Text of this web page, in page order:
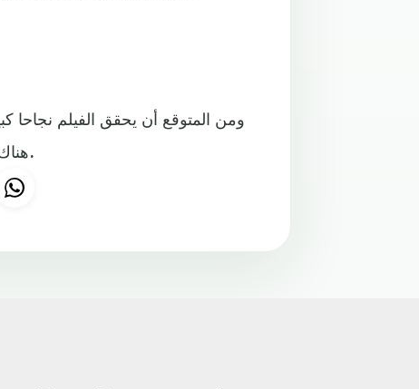
ومن المتوقع أن يحقق الفيلم نجاحا
هناك، كما أن لديها سلسلة أفلام قادمة، تنوي تنفيذها حول اليمن.